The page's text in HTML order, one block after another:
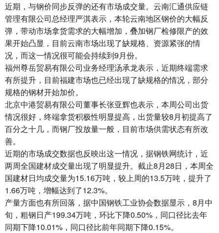
近期，与钢价同步反弹的还有市场成交量。云南汇通供应链
管理有限公司总经理严淇表示，本轮云南地区钢价的大幅反
弹，带动市场拿货需求的大幅增加，叠加钢厂检修限产的效
果开始凸显，目前云南市场出现了缺规格、资源紧张的情
况，而这一情况很可能会持续到9月份。
福州尊岳贸易有限公司业务经理汤承龙表示，近期终端需求
有所提升，目前福建市场也已经出现了缺规格的情况，部分
规格的钢材开始加价。
北京中港贸易有限公司董事长张亚辉也表示，本周公司出货
情况很好，终端拿货积极性明显提高，出货量较8月初提高了
百分之十几，而钢厂投放量一般，目前市场供需状态有所改
善。
近期的市场成交数据也反映出这一情况，据钢铁网统计，近
两周全国建材成交量出现了明显提升。截止8月28日，本周全
国建材日均成交量为15.16万吨，较上周的13.5万吨，提升了
1.66万吨，增幅达到了12.3%。
产量方面也有所回落，据中国钢铁工业协会数据显示，8月中
旬，粗钢日产199.34万吨，环比下降0.50%，同口径比去年
同期下降10.01%，同口径比前年同期下降0.15%。